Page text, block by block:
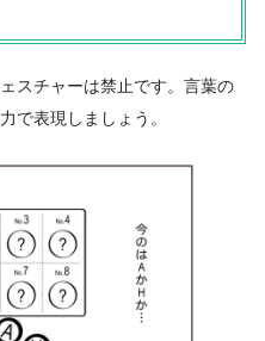
スチャーは禁止です。言葉の
で表現しましょう。